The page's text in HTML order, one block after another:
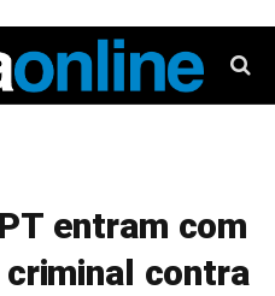
entram com
contra